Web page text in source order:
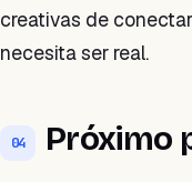
creativas de
necesita ser real.
04 Próximo